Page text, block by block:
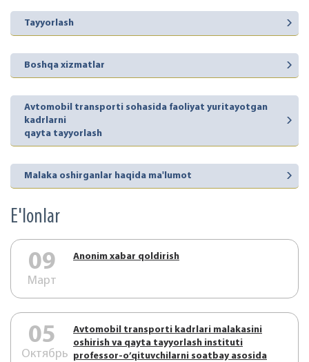
Tayyorlash
Boshqa xizmatlar
Avtomobil transporti sohasida faoliyat yuritayotgan
kadrlarni
qayta tayyorlash
Malaka oshirganlar haqida ma'lumot
E'lonlar
09
Март
Аnonim xabar qoldirish
05
Октябрь
Аvtоmоbil trаnspоrti kаdrlаri mаlаkаsini
оshirish vа qаytа tаyyorlаsh instituti
prоfеssоr-o’qituvchilаrni sоаtbаy аsоsidа